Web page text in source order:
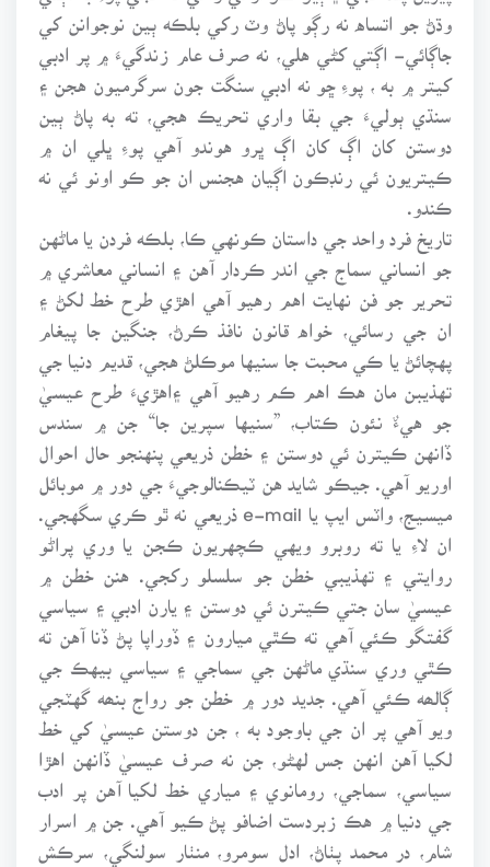
وڌڻ جو اتساه نه رڳو پاڻ وٽ رکي بلڪه ٻين نوجوانن کي
جاڳائي- اڳتي کڻي هلي، نه صرف عام زندگيءَ ۾ پر ادبي
کيتر ۾ به ، پوءِ ڇو نه ادبي سنگت جون سرگرميون هجن ۽
سنڌي ٻوليءَ جي بقا واري تحريڪ هجي، ته به پاڻ ٻين
دوستن کان اڳ کان اڳ ڀرو هوندو آهي پوءِ ڀلي ان ۾
ڪيتريون ئي رنڊڪون اڳيان هجنس ان جو ڪو اونو ئي نه
تاريخ فرد واحد جي داستان ڪونهي ڪا، بلڪه فردن يا ماڻهن
جو انساني سماج جي اندر ڪردار آهن ۽ انساني معاشري ۾
تحرير جو فن نهايت اهم رهيو آهي اهڙي طرح خط لکڻ ۽
ان جي رسائي، خواه قانون نافذ ڪرڻ، جنگين جا پيغام
پهچائڻ يا ڪي محبت جا سنيها موڪلڻ هجي، قديم دنيا جي
تهذيبن مان هڪ اهم ڪم رهيو آهي ۽اهڙيءَ طرح عيسيٰ
جو هيءٌ نئون ڪتاب، ”سنيها سپرين جا“ جن ۾ سندس
ڏانهن ڪيترن ئي دوستن ۽ خطن ذريعي پنهنجو حال احوال
اوريو آهي. جيڪو شايد هن ٽيڪنالوجيءَ جي دور ۾ موبائل
ميسيج، واٽس ايپ يا e-mail ذريعي نه ٿو ڪري سگهجي.
ان لاءِ يا ته روبرو ويهي ڪچهريون ڪجن يا وري پراڻو
روايتي ۽ تهذيبي خطن جو سلسلو رکجي. هنن خطن ۾
عيسيٰ سان جتي ڪيترن ئي دوستن ۽ يارن ادبي ۽ سياسي
گفتگو ڪئي آهي ته ڪٿي ميارون ۽ ڏوراپا پڻ ڏنا آهن ته
ڪٿي وري سنڌي ماڻهن جي سماجي ۽ سياسي بيهڪ جي
ڳالھه ڪئي آهي. جديد دور ۾ خطن جو رواج بنھه گهٽجي
ويو آهي پر ان جي باوجود به ، جن دوستن عيسيٰ کي خط
لکيا آهن انهن جس لهڻو، جن نه صرف عيسيٰ ڏانهن اهڙا
سياسي، سماجي، رومانوي ۽ مياري خط لکيا آهن پر ادب
جي دنيا ۾ هڪ زبردست اضافو پڻ ڪيو آهي. جن ۾ اسرار
شام، در محمد پٺاڻ، ادل سومرو، منٺار سولنگي، سرڪش